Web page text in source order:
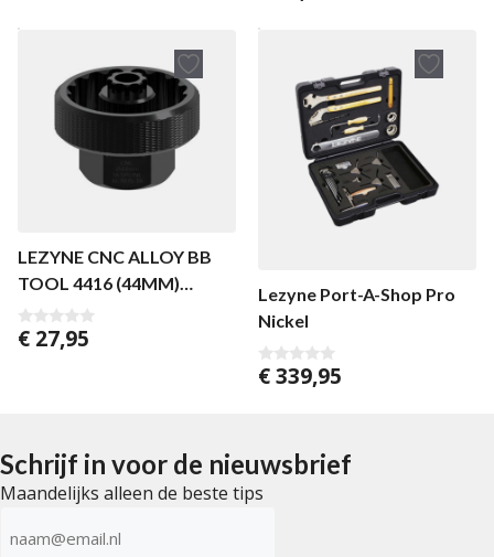
LEZYNE CNC ALLOY BB
TOOL 4416 (44MM)
HOLLOWTECH II
0
v
€ 27,95
Lezyne Port-A-Shop Pro
Nickel
0
v
€339,95
Schrijf in voor de nieuwsbrief
Maandelijks alleen de beste tips
mailadres